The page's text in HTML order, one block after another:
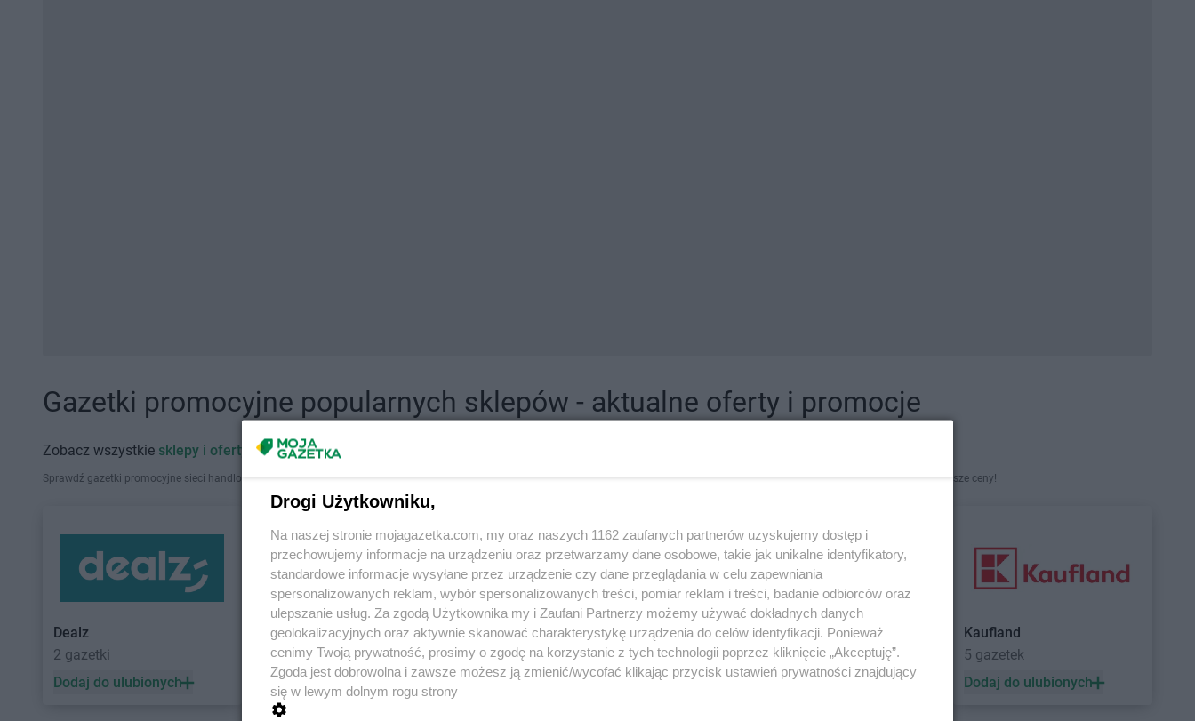
Gazetki promocyjne popularnych sklepów - aktualne oferty i promocje
Zobacz wszystkie sklepy i oferty promocyjne
Sprawdź gazetki promocyjne sieci handlowych, które działają w Polsce. Znajdziesz tutaj sklepy należące do lokalnych sieci oraz duże, znane super- i hipermarkety. Najlepsze promocje i najniższe ceny!
Dealz
2 gazetki
Dodaj do ulubionych
POLOmarket
11 gazetek
Dodaj do ulubionych
PEPCO
1 gazetka
Dodaj do ulubionych
dino
2 gazetki
Dodaj do ulubionych
Kaufland
5 gazetek
Dodaj do ulubionych
Drogi Użytkowniku,
Na naszej stronie mojagazetka.com, my oraz naszych 1162 zaufanych partnerów uzyskujemy dostęp i
przechowujemy informacje na urządzeniu oraz przetwarzamy dane osobowe, takie jak unikalne identyfikatory,
standardowe informacje wysyłane przez urządzenie czy dane przeglądania w celu zapewniania
spersonalizowanych reklam, wybór spersonalizowanych treści, pomiar reklam i treści, badanie odbiorców oraz
ulepszanie usług. Za zgodą Użytkownika my i Zaufani Partnerzy możemy używać dokładnych danych
geolokalizacyjnych oraz aktywnie skanować charakterystykę urządzenia do celów identyfikacji. Ponieważ
cenimy Twoją prywatność, prosimy o zgodę na korzystanie z tych technologii poprzez kliknięcie „Akceptuję”.
Zgoda jest dobrowolna i zawsze możesz ją zmienić/wycofać klikając przycisk ustawień prywatności znajdujący
się w lewym dolnym rogu strony